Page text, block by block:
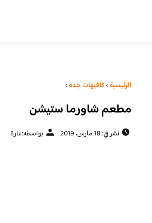
الرئيسية›كافيهات جدة›
مطعم شاورما ستيشن
نشر في: 18 مارس، 2019 بواسطة:غارة